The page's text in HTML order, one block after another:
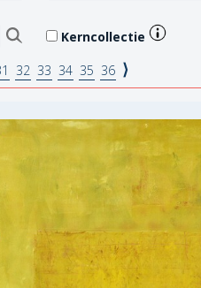
Kerncollectie
32 33 34 35 36 ⟩